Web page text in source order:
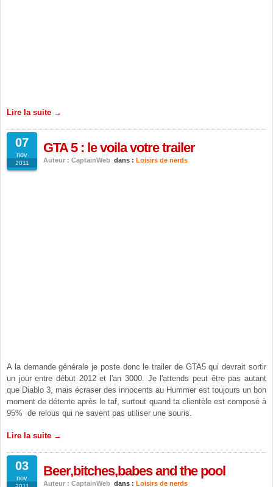
Lire la suite →
07
nov
2011
GTA 5 : le voila votre trailer
Auteur : CaptainWeb dans : Loisirs de nerds
A la demande générale je poste donc le trailer de GTA5 qui devrait sortir
un jour entre début 2012 et l'an 3000. Je l'attends peut être pas autant
que Diablo 3, mais écraser des innocents au Hummer est toujours un bon
moment de détente après le taf, surtout quand ta clientèle est composé à
95% de relous qui ne savent pas utiliser une souris.
Lire la suite →
03
nov Beer,bitches,babes and the pool
Auteur : CaptainWeb dans : Loisirs de nerds